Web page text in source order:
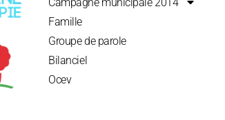
Famille
Groupe de parole
Bilanciel
Ocev